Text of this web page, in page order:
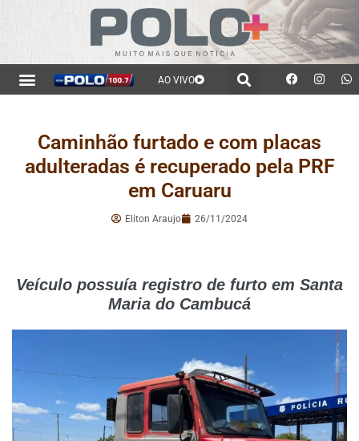
AO VIVO
Caminhão furtado e com placas
adulteradas é recuperado pela PRF
em Caruaru
Eliton Araujo 26/11/2024
Veículo possuía registro de furto em Santa
Maria do Cambucá